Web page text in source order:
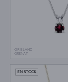
OR BLANC
GRENAT
EN STOCK